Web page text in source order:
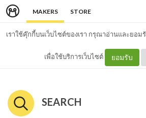
MAKERS STORE
เราใช้คุ๊กกี้บนเว็บไซต์ของเรา กรุณาอ่านและยอม
เพื่อใช้บริการเว็บไซต์ ยอมรับ
SEARCH